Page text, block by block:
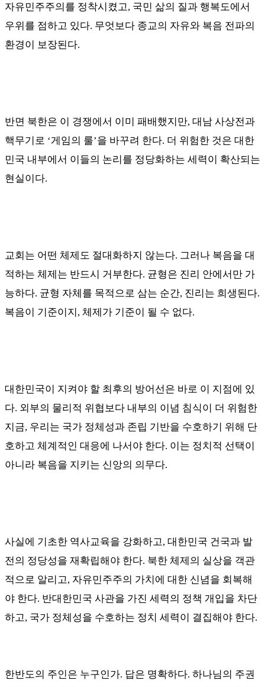
자유민주주의를 정착시켰고, 국민 삶의 질과 행복도에서
우위를 점하고 있다. 무엇보다 종교의 자유와 복음 전파의
환경이 보장된다.
반면 북한은 이 경쟁에서 이미 패배했지만, 대남 사상전과
핵무기로 ‘게임의 룰’을 바꾸려 한다. 더 위험한 것은 대한
민국 내부에서 이들의 논리를 정당화하는 세력이 확산되는
현실이다.
교회는 어떤 체제도 절대화하지 않는다. 그러나 복음을 대
적하는 체제는 반드시 거부한다. 균형은 진리 안에서만 가
능하다. 균형 자체를 목적으로 삼는 순간, 진리는 희생된다.
복음이 기준이지 , 체제가 기준이 될 수 없다.
대한민국이 지켜야 할 최후의 방어선은 바로 이 지점에 있
다. 외부의 물리적 위협보다 내부의 이념 침식이 더 위험한
지금, 우리는 국가 정체성과 존립 기반을 수호하기 위해 단
호하고 체계적인 대응에 나서야 한다. 이는 정치적 선택이
아니라 복음을 지키는 신앙의 의무다.
사실에 기초한 역사교육을 강화하고, 대한민국 건국과 발
전의 정당성을 재확립해야 한다. 북한 체제의 실상을 객관
적으로 알리고, 자유민주주의 가치에 대한 신념을 회복해
야 한다. 반대한민국 사관을 가진 세력의 정책 개입을 차단
하고, 국가 정체성을 수호하는 정치 세력이 결집해야 한다.
한반도의 주인은 누구인가. 답은 명확하다. 하나님의 주권